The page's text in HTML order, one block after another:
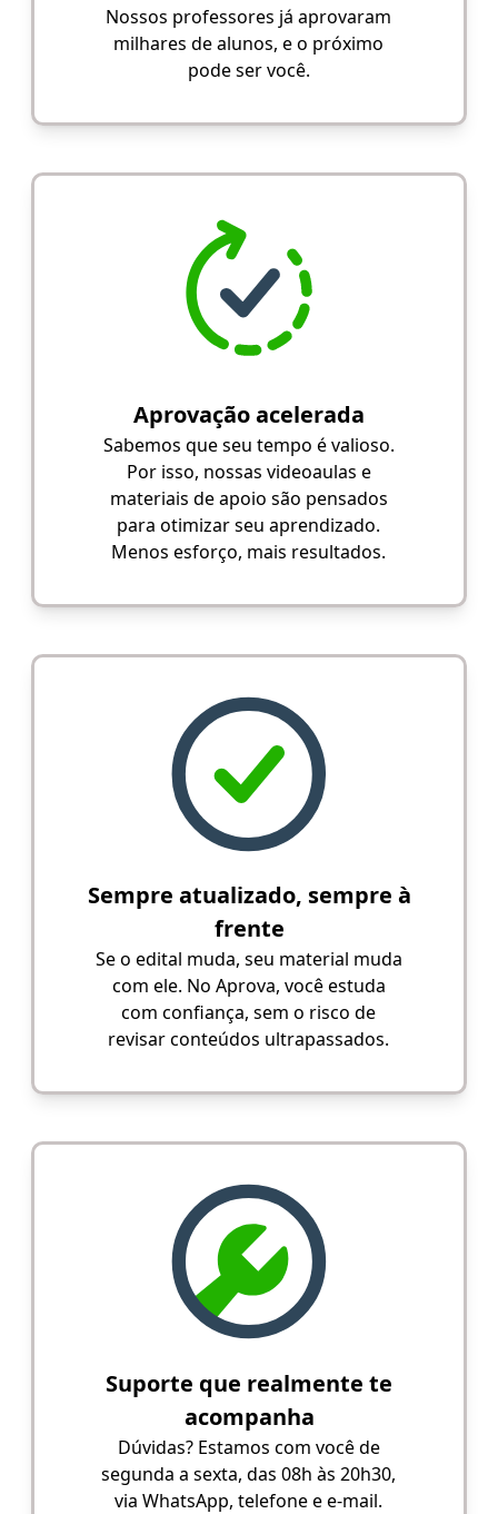
Nossos professores já aprovaram
milhares de alunos, e o próximo
pode ser você.
Aprovação acelerada
Sabemos que seu tempo é valioso.
Por isso, nossas videoaulas e
materiais de apoio são pensados
para otimizar seu aprendizado.
Menos esforço, mais resultados.
Sempre atualizado, sempre à
frente
Se o edital muda, seu material muda
com ele. No Aprova, você estuda
com confiança, sem o risco de
revisar conteúdos ultrapassados.
Suporte que realmente te
acompanha
Dúvidas? Estamos com você de
segunda a sexta, das 08h às 20h30,
via WhatsApp, telefone e e-mail.